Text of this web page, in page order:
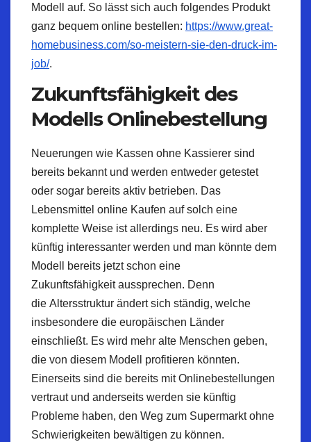
Modell auf. So lässt sich auch folgendes Produkt
ganz bequem online bestellen: https://www.great-
homebusiness.com/so-meistern-sie-den-druck-im-
job/.
Zukunftsfähigkeitdes
ModellsOnlinebestellung
Neuerungen wie Kassen ohne Kassierer sind
bereits bekannt und werden entweder getestet
oder sogar bereits aktiv betrieben. Das
Lebensmittel online Kaufen auf solch eine
komplette Weise ist allerdings neu. Es wird aber
künftig interessanter werden und man könnte dem
Modell bereits jetzt schon eine
Zukunftsfähigkeitaussprechen. Denn
die Altersstruktur ändert sich ständig, welche
insbesondere die europäischen Länder
einschließt. Es wird mehr alte Menschen geben,
die von diesem Modell profitieren könnten.
Einerseits sind die bereits mitOnlinebestellungen
vertraut und anderseits werden sie künftig
Probleme haben, den Weg zum Supermarkt ohne
Schwierigkeiten bewältigen zu können.